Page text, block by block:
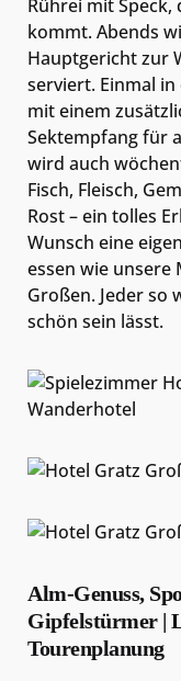
Rührei mit
kommt. Abends
Hauptgericht zur
serviert. Einmal
mit einem
Sektempfang für
wird auch
Fisch, Fleisch,
Rost – ein tolles
Wunsch eine
essen wie unsere
Großen. Jeder so
schön sein lässt.
Alm-Genuss,
Gipfelstürmer |
Tourenplanung